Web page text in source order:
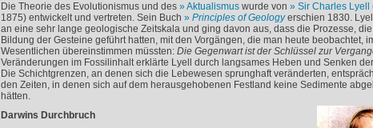
Die Theorie des Evolutionismus und des
Aktualismuswurde von Sir Charles Lyell
1875) entwickelt und vertreten. Sein Buch
Principles of Geologyerschien 1830.
an eine sehr lange geologische Zeitskala und ging davon aus, dass die Prozesse,
Bildung der Gesteine geführt hatten, mit den Vorgängen, die man heute beobachtet,
Wesentlichen übereinstimmen müssten: Die Gegenwart ist der Schlüssel zur
Veränderungen im Fossilinhalt erklärte Lyell durch langsames Heben und Senken
Die Schichtgrenzen, an denen sich die Lebewesen sprunghaft veränderten,
den Zeiten, in denen sich auf dem herausgehobenen Festland keine Sedimente
hätten.
Darwins Durchbruch